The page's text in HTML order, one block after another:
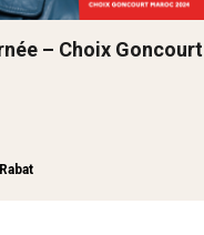
– Choix Goncourt